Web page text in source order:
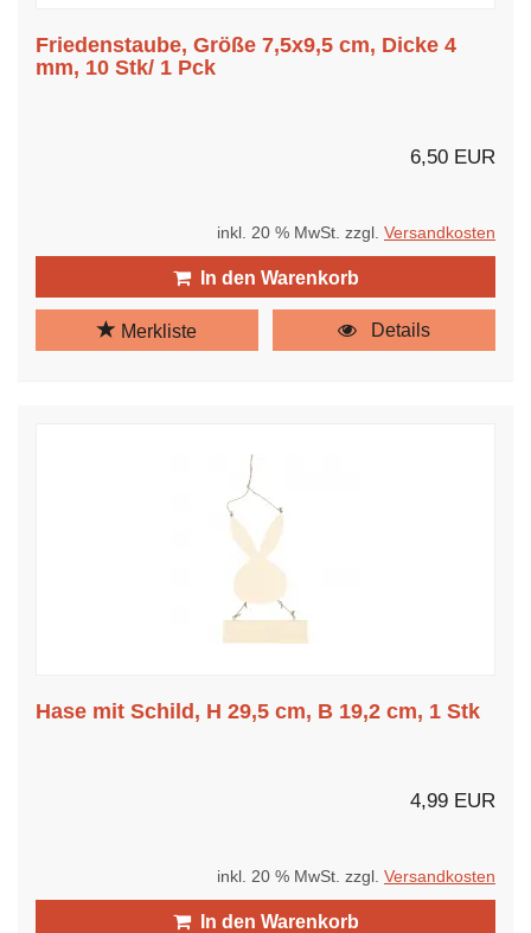
Friedenstaube, Größe 7,5x9,5 cm, Dicke 4
mm, 10 Stk/ 1 Pck
6,50 EUR
inkl. 20 % MwSt. zzgl. Versandkosten
In den Warenkorb
Merkliste Details
Hase mit Schild, H 29,5 cm, B 19,2 cm, 1 Stk
4,99 EUR
inkl. 20 % MwSt. zzgl. Versandkosten
In den Warenkorb